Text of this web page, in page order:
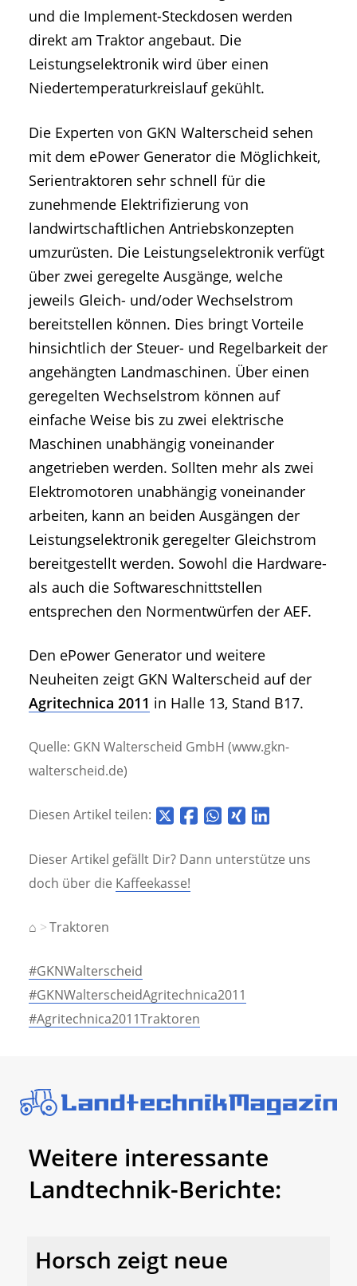
und die Implement-Steckdosen werden
direkt am Traktor angebaut. Die
Leistungselektronik wird über einen
Niedertemperaturkreislauf gekühlt.
Die Experten von GKN Walterscheid sehen
mit dem ePower Generator die Möglichkeit,
Serientraktoren sehr schnell für die
zunehmende Elektrifizierung von
landwirtschaftlichen Antriebskonzepten
umzurüsten. Die Leistungselektronik verfügt
über zwei geregelte Ausgänge, welche
jeweils Gleich- und/oder Wechselstrom
bereitstellen können. Dies bringt Vorteile
hinsichtlich der Steuer- und Regelbarkeit der
angehängten Landmaschinen. Über einen
geregelten Wechselstrom können auf
einfache Weise bis zu zwei elektrische
Maschinen unabhängig voneinander
angetrieben werden. Sollten mehr als zwei
Elektromotoren unabhängig voneinander
arbeiten, kann an beiden Ausgängen der
Leistungselektronik geregelter Gleichstrom
bereitgestellt werden. Sowohl die Hardware-
als auch die Softwareschnittstellen
entsprechen den Normentwürfen der AEF.
Den ePower Generator und weitere
Neuheiten zeigt GKN Walterscheid auf der
Agritechnica 2011 in Halle 13, Stand B17.
Quelle: GKN Walterscheid GmbH (www.gkn-
walterscheid.de)
Diesen Artikel teilen:
Dieser Artikel gefällt Dir? Dann unterstütze uns
doch über die Kaffeekasse!
⌂ Traktoren
#GKNWalterscheid
#GKNWalterscheidAgritechnica2011
#Agritechnica2011Traktoren
Weitere interessante
Landtechnik-Berichte:
Horsch zeigt neue